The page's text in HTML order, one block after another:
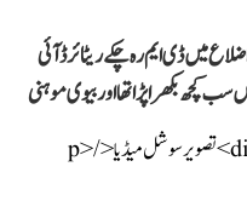
میں ڈی ایم رہ چکے ریٹائرڈ آئی
کچھ بکھرا پڑا تھا اور بیوی موہنی